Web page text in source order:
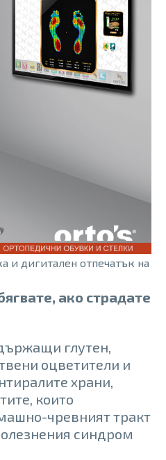
и дигитален отпечатък на
ако страдате
глутен,
оцветители и
храни,
които
чревният тракт
синдром